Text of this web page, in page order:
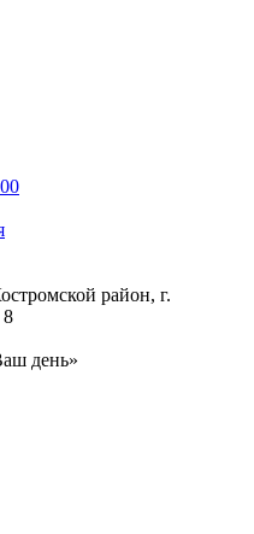
район, г.
день»